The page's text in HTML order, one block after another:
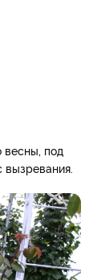
весны, под